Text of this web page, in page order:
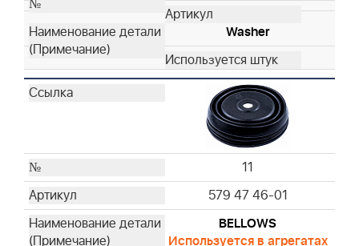
Washer
11
579 47 46-01
BELLOWS
Используется в агрегатах